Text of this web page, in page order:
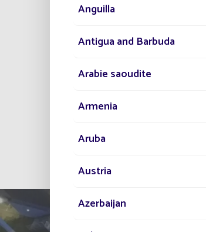
Anguilla
Antigua and Barbuda
Arabie saoudite
Armenia
Aruba
Austria
Azerbaijan